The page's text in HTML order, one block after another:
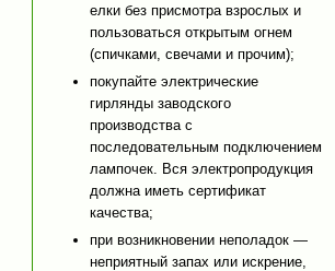
елки без присмотра взрослых и
пользоваться открытым огнем
(спичками, свечами и прочим);
покупайте электрические
гирлянды заводского
производства с
последовательным подключением
лампочек. Вся электропродукция
должна иметь сертификат
качества;
при возникновении неполадок —
неприятный запах или искрение,